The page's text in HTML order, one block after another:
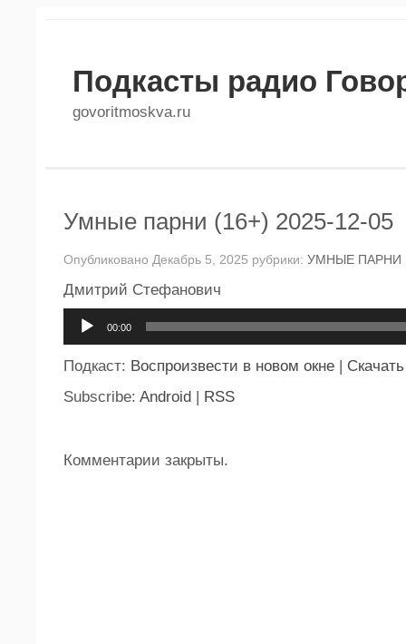
Подкасты радио
govoritmoskva.ru
Умные парни (16+) 2025-12-05
Опубликовано Декабрь 5, 2025 рубрики: УМНЫЕ ПАРНИ
Дмитрий Стефанович
00:00
Подкаст: Воспроизвести в новом окне | Скачать
Subscribe: Android | RSS
Комментарии закрыты.